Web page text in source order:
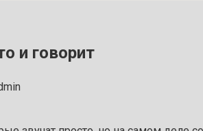
и говорит